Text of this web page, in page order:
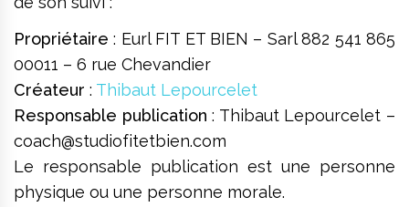
Propriétaire : Eurl FIT ET BIEN – Sarl 882 541 865
00011 – 6 rue Chevandier
Créateur : Thibaut Lepourcelet
Responsable publication : Thibaut Lepourcelet –
coach@studiofitetbien.com
Le responsable publication est une personne
physique ou une personne morale.